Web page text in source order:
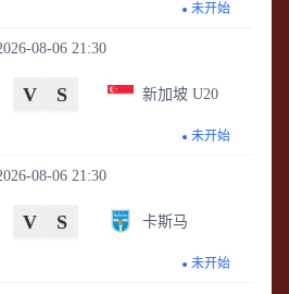
未开始
08-06 21:30
V S 新加坡 U20
未开始
08-06 21:30
V S 卡斯马
未开始